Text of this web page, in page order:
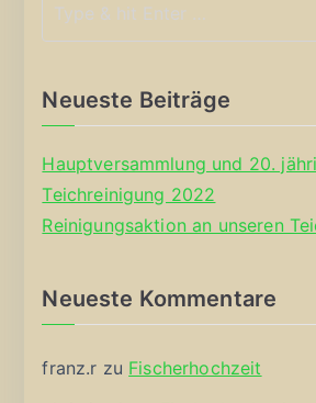
Neueste Beiträge
Hauptversammlung und 20.
Teichreinigung 2022
Reinigungsaktion an unseren
Neueste Kommentare
franz.r zu Fischerhochzeit